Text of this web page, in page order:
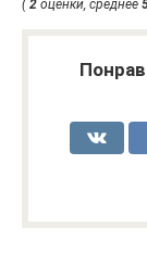
( 2 оценки, среднее